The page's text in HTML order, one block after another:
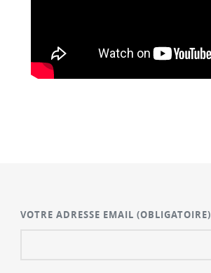
VOTRE ADRESSE EMAIL(OBLIGATOIRE)